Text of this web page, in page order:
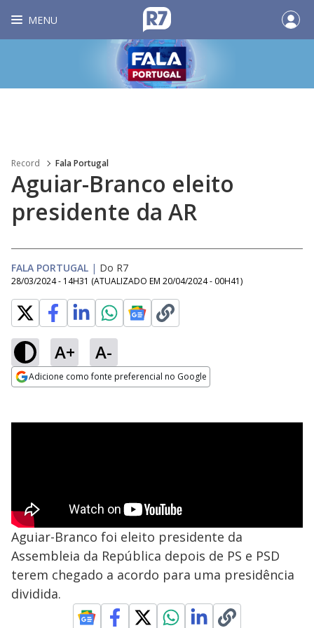
MENU
Record Fala Portugal
Aguiar-Branco eleito
presidente da AR
FALA PORTUGAL | Do R7
28/03/2024 - 14H31 (ATUALIZADO EM 20/04/2024 - 00H41)
A+ A-
Adicione como fonte preferencial no Google
Aguiar-Branco foi eleito presidente da
Assembleia da República depois de PS e PSD
terem chegado a acordo para uma presidência
dividida.